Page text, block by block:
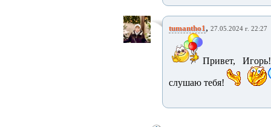
tumantho1, 27.05.2024 г. 22:27
Привет, Игорь!
слушаю тебя!